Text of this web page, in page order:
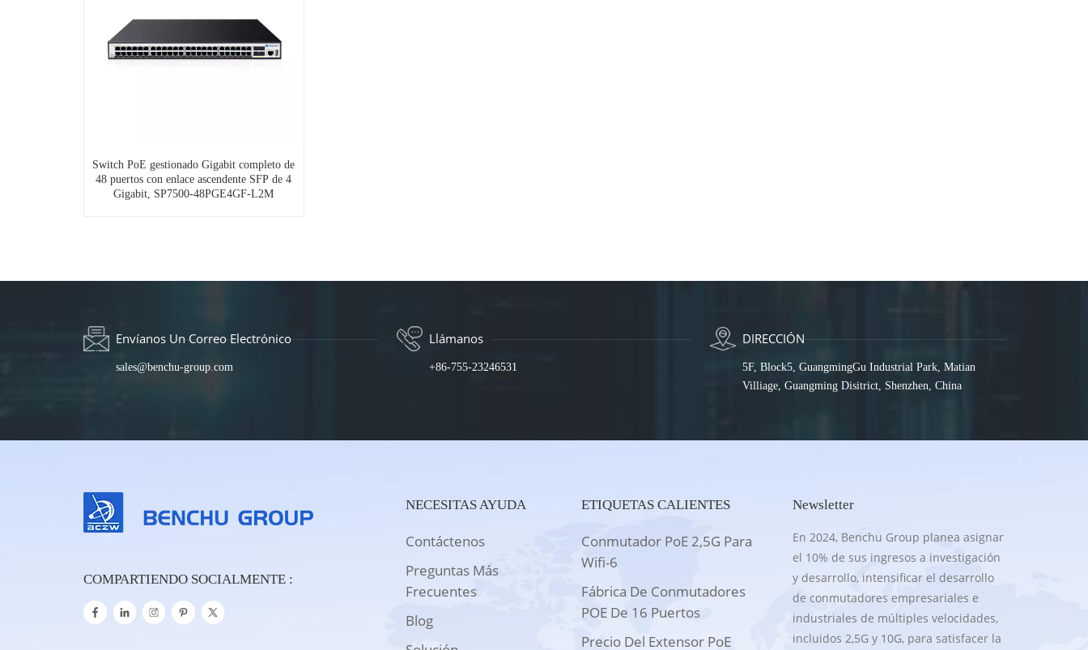
Switch PoE gestionado Gigabit completo de
48 puertos con enlace ascendente SFP de 4
Gigabit, SP7500-48PGE4GF-L2M
Envíanos Un Correo Electrónico
sales@benchu-group.com
Llámanos
+86-755-23246531
DIRECCIÓN
5F, Block5, GuangmingGu Industrial Park, Matian
Villiage, Guangming Disitrict, Shenzhen, China
COMPARTIENDO SOCIALMENTE :
NECESITAS AYUDA
Contáctenos
Preguntas Más
Frecuentes
Blog
ETIQUETAS CALIENTES
Conmutador PoE 2,5G Para
Wifi-6
Fábrica De Conmutadores
POE De 16 Puertos
Precio Del Extensor PoE
Newsletter
En 2024, Benchu Group planea asignar
el 10% de sus ingresos a investigación
y desarrollo, intensificar el desarrollo
de conmutadores empresariales e
industriales de múltiples velocidades,
incluidos 2,5G y 10G, para satisfacer la